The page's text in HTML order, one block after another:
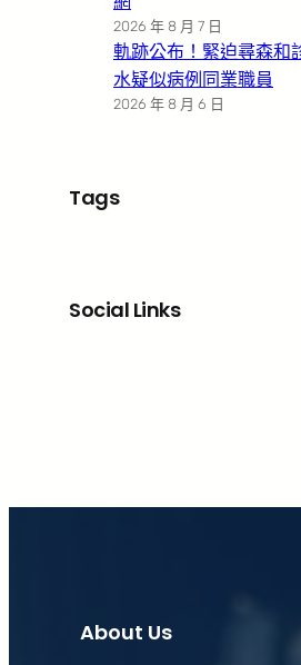
2026 年 8 月 7 日
軌跡公布！緊迫尋森和
水疑似病例同業職員
2026 年 8 月 6 日
Tags
Social Links
About Us